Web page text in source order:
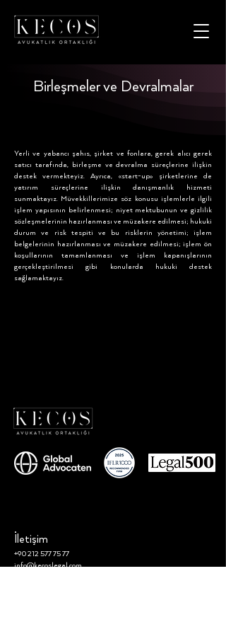
Birleşmeler ve Devralmalar
Yerli ve yabancı şahıs, şirket ve fonlara, gerek alıcı gerek
satıcı tarafında, birleşme ve devralma süreçlerine ilişkin
destek vermekteyiz. Ayrıca, «start-up» şirketlerine de
yatırım süreçlerine ilişkin danışmanlık hizmeti
sunmaktayız. Müvekkillerimize söz konusu işlemlerle ilgili
işlem yapısının belirlenmesi; niyet mektubunun ve gizlilik
sözleşmelerinin hazırlanması ve müzakere edilmesi; hukuki
durum ve risk tespiti ve bu risklerin yönetimi; işlem
belgelerinin hazırlanması ve müzakere edilmesi; işlem ön
koşullarının tamamlanması ve işlem kapanışlarının
gerçekleştirilmesi gibi konularda hukuki destek
sağlamaktayız.
İletişim
+90 212 577 75 77
info@kecoslegal.com